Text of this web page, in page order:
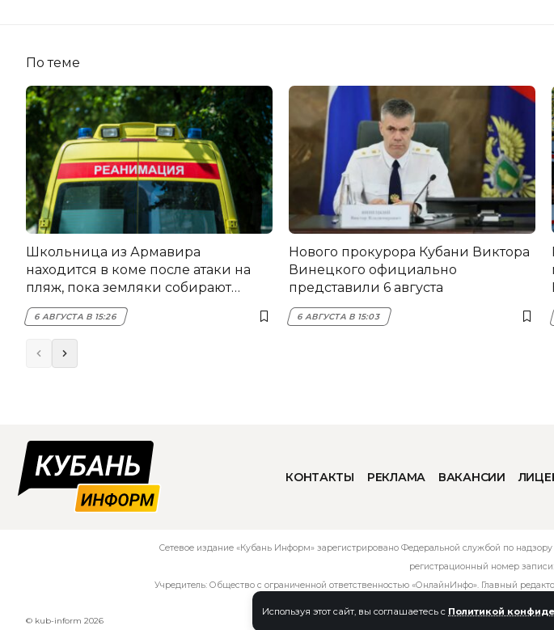
Используя этот сайт, вы соглашаетесь с Политикой
По теме
Школьница из Армавира
находится в коме после атаки на
пляж, пока земляки собирают
помощь
6 АВГУСТА В 15:26
Нового прокурора Кубани Виктора
Винецкого официально
представили 6 августа
6 АВГУСТА В 15:03
КОНТАКТЫ РЕКЛАМА ВАКАНСИИ
Сетевое издание «Кубань Информ» зарегистрировано Федеральной службой по
регистрационный номер
Учредитель: Общество с ограниченной ответственностью «ОнлайнИнфо». Главный
© kub-inform 2026